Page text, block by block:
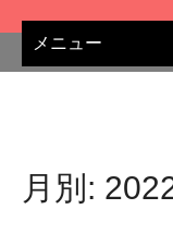
メニュー
月別: